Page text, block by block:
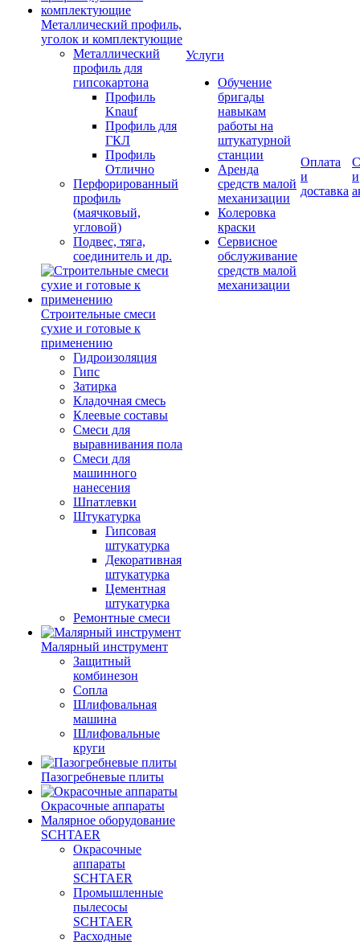
Металлический профиль,
уголок и комплектующие
Металлический
профиль для
гипсокартона
Профиль
Knauf
Профиль для
ГКЛ
Профиль
Отлично
Перфорированный
профиль
(маячковый,
угловой)
Подвес, тяга,
соединитель и др.
Строительные смеси
сухие и готовые к
применению
Гидроизоляция
Гипс
Затирка
Кладочная смесь
Клеевые составы
Смеси для
выравнивания пола
Смеси для
машинного
нанесения
Шпатлевки
Штукатурка
Гипсовая
штукатурка
Декоративная
штукатурка
Цементная
штукатурка
Ремонтные смеси
Малярный инструмент
Защитный
комбинезон
Сопла
Шлифовальная
машина
Шлифовальные
круги
Пазогребневые плиты
Окрасочные аппараты
Малярное оборудование
SCHTAER
Окрасочные
аппараты
SCHTAER
Промышленные
пылесосы
SCHTAER
Расходные
Услуги
Обучение
бригады
навыкам
работы на
штукатурной
станции
Аренда
средств малой
механизации
Колеровка
краски
Сервисное
обслуживание
средств малой
механизации
Оплата
и
доставка
и